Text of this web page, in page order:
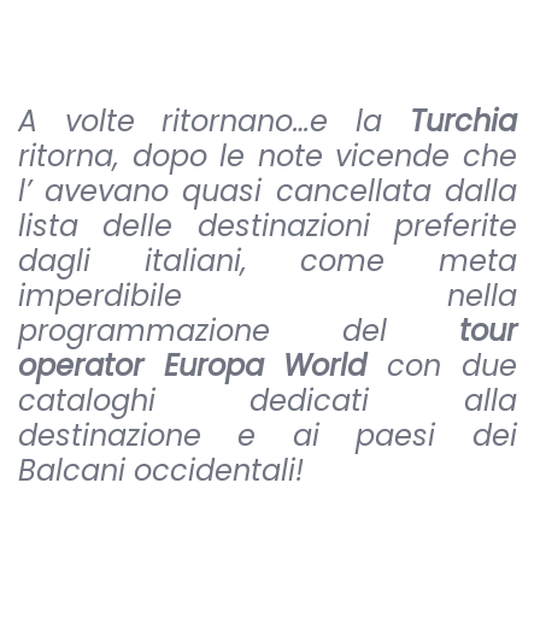
A volte ritornano…e la Turchia
ritorna, dopo le note vicende che
l’ avevano quasi cancellata dalla
lista delle destinazioni preferite
dagli italiani, come meta
imperdibile nella
programmazione del tour
operator Europa Worldcon due
cataloghi dedicati alla
destinazione e ai paesi dei
Balcani occidentali!